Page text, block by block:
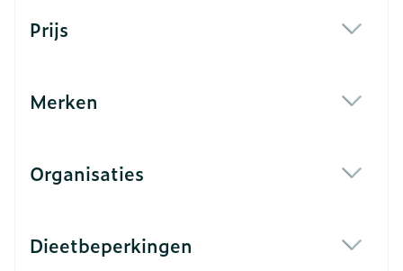
Prijs
Merken
Organisaties
Dieetbeperkingen